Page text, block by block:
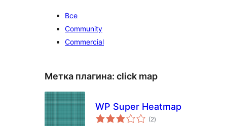
Все
Community
Commercial
Метка плагина: click map
WP Super Heatmap
(2общий
рейтинг
)